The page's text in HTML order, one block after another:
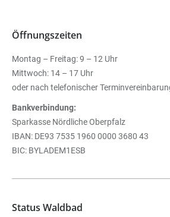
Öffnungszeiten
Montag – Freitag: 9 – 12 Uhr
Mittwoch: 14 – 17 Uhr
oder nach telefonischer
Bankverbindung:
Sparkasse Nördliche Oberpfalz
IBAN: DE93 7535 1960 0000 3680 43
BIC: BYLADEM1ESB
Status Waldbad